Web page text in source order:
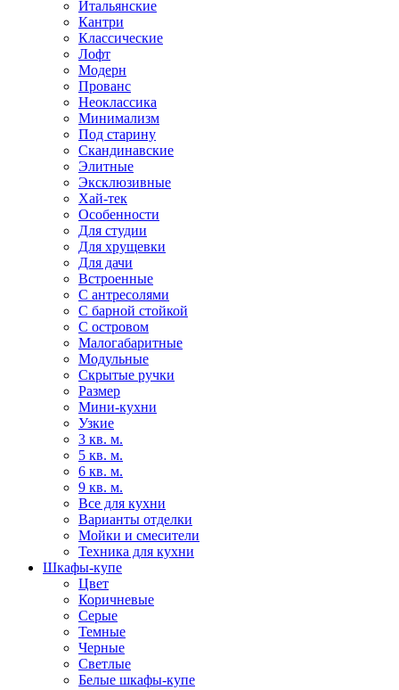
Итальянские
Кантри
Классические
Лофт
Модерн
Прованс
Неоклассика
Минимализм
Под старину
Скандинавские
Элитные
Эксклюзивные
Хай-тек
Особенности
Для студии
Для хрущевки
Для дачи
Встроенные
С антресолями
С барной стойкой
С островом
Малогабаритные
Модульные
Скрытые ручки
Размер
Мини-кухни
Узкие
3 кв. м.
5 кв. м.
6 кв. м.
9 кв. м.
Все для кухни
Варианты отделки
Мойки и смесители
Техника для кухни
Шкафы-купе
Цвет
Коричневые
Серые
Темные
Черные
Светлые
Белые шкафы-купе